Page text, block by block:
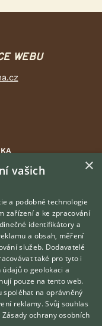
WEBU
zvířecího kamaráda?
vám poradí
ONLINE
KONZULTOVAT S
VETERINÁŘEM
×
vašich
a podobné technologie
zařízení a ke zpracování
identifikátory a
a obsah, měření
služeb. Dodavatelé
také pro tyto i
o geolokaci a
pouze na tento web.
spoléhat na oprávněný
reklamy. Svůj souhlas
Zásady ochrany osobních